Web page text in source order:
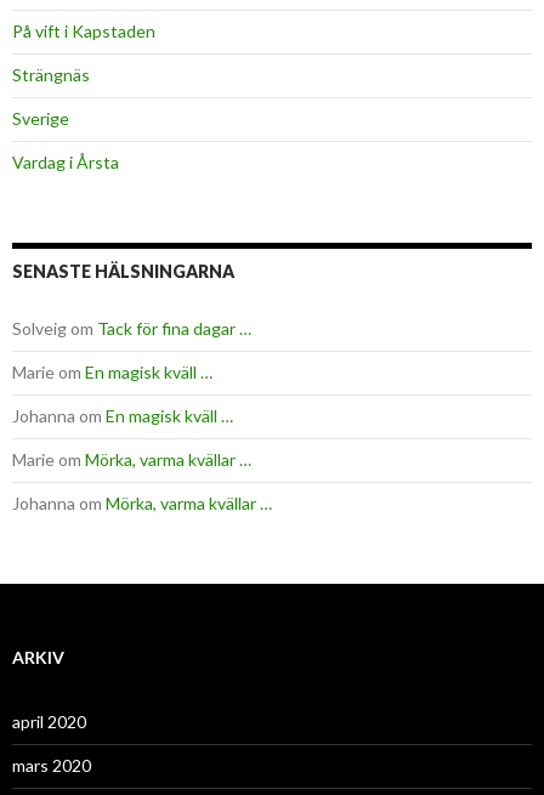
På vift i Kapstaden
Strängnäs
Sverige
Vardag i Årsta
SENASTE HÄLSNINGARNA
Solveigom Tack för fina dagar …
Marieom En magisk kväll …
Johanna om En magisk kväll …
Marieom Mörka, varma kvällar …
Johanna om Mörka, varma kvällar …
ARKIV
april 2020
mars 2020